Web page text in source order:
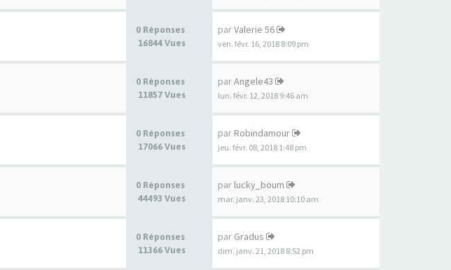
0 Réponses
16844 Vues
parValerie 56
ven. févr. 16, 2018 8:09 pm
0 Réponses
11857 Vues
parAngele43
lun. févr. 12, 2018 9:46 am
0 Réponses
17066 Vues
par Robindamour
jeu. févr. 08, 2018 1:48 pm
0 Réponses
44493 Vues
par lucky_boum
mar. janv. 23, 2018 10:10 am
0 Réponses
11366 Vues
par Gradus
dim. janv. 21, 2018 8:52 pm